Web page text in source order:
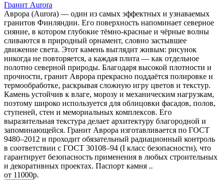
Гранит Aurora
Аврора (Aurora) — один из самых эффектных и узнаваемых
гранитов Финляндии. Его поверхность напоминает северное
сияние, в котором глубокие тёмно-красные и чёрные волны
сливаются в природный орнамент, словно застывшее
движение света. Этот камень выглядит живым: рисунок
никогда не повторяется, а каждая плита — как отдельное
полотно северной природы. Благодаря высокой плотности и
прочности, гранит Аврора прекрасно поддаётся полировке и
термообработке, раскрывая сложную игру цветов и текстур.
Камень устойчив к влаге, морозу и механическим нагрузкам,
поэтому широко используется для облицовки фасадов, полов,
ступеней, стен и мемориальных комплексов. Его
выразительная текстура делает архитектуру благородной и
запоминающейся. Гранит Аврора изготавливается по ГОСТ
9480–2012 и проходит обязательный радиационный контроль
в соответствии с ГОСТ 30108–94 (I класс безопасности), что
гарантирует безопасность применения в любых строительных
и декоративных проектах. Паспорт камня ..
от 11000р.